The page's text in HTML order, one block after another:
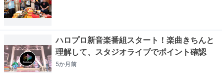
ハロプロ新音楽番組スタート！楽曲きちんと
理解して、スタジオライブでポイント確認
5か月前